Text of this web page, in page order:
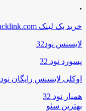
.
خرید بک لینک behtarinbacklink.com
لایسنس نود32
پسورد نود 32
اوکلی لایسنس رایگان نود 32
همیار نود 32
بهترین سئو